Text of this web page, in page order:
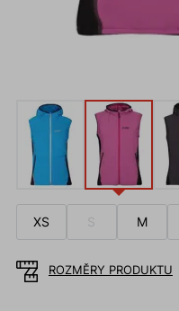
XS S M
ROZMĚRY PRODUKTU